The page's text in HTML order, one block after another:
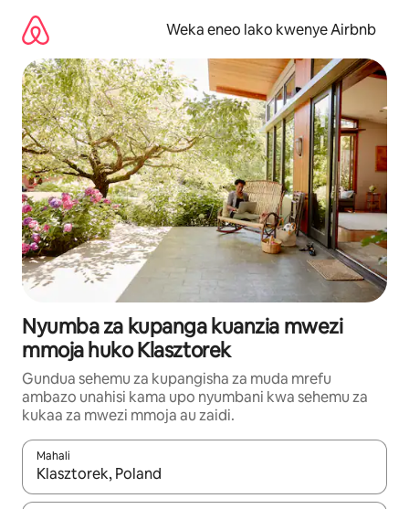
kwenda
kwenye
maudhui
Weka eneo lako kwenye Airbnb
Nyumba za kupanga kuanzia mwezi
mmoja huko Klasztorek
Gundua sehemu za kupangisha za muda mrefu
ambazo unahisi kama upo nyumbani kwa sehemu za
kukaa za mwezi mmoja au zaidi.
Mahali
Wakati matokeo yanapatikana, vinjari kwa kutumia vitufe vya